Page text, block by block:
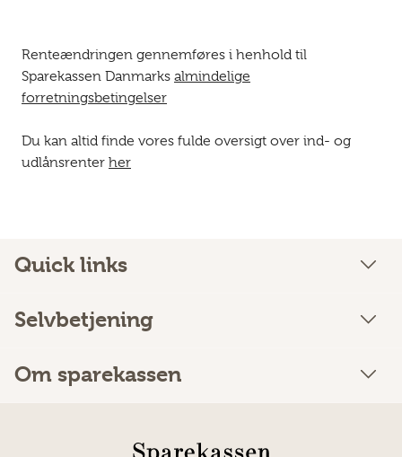
Renteændringen gennemføres i henhold til
Sparekassen Danmarks almindelige
forretningsbetingelser
Du kan altid finde vores fulde oversigt over ind- og
udlånsrenter her
Quick links
Selvbetjening
Om sparekassen